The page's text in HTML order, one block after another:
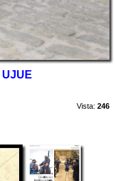
UJUE
Vista: 246